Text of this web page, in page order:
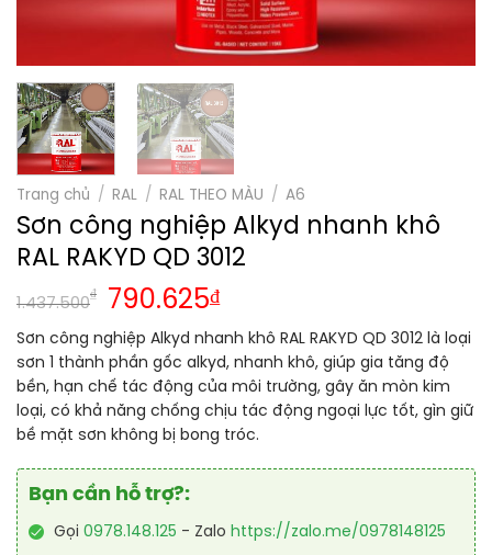
Trang chủ / RAL / RAL THEO MÀU / A6
Sơn công nghiệp Alkyd nhanh khô
RAL RAKYD QD 3012
1.437.500
₫ 790.625₫
Sơn công nghiệp Alkyd nhanh khô RAL RAKYD QD 3012 là loại
sơn 1 thành phần gốc alkyd, nhanh khô, giúp gia tăng độ
bền, hạn chế tác động của môi trường, gây ăn mòn kim
loại, có khả năng chống chịu tác động ngoại lực tốt, gìn giữ
bề mặt sơn không bị bong tróc.
Bạn cần hỗ trợ?:
Gọi 0978.148.125 - Zalo https://zalo.me/0978148125